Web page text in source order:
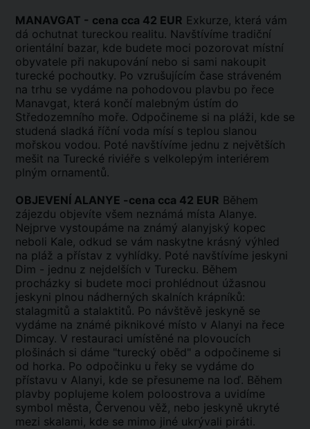
MANAVGAT - cena cca 42 EUR Exkurze, která vám
dá ochutnat tureckou realitu. Navštívíme tradiční
orientální bazar, kde budete moci pozorovat místní
obyvatele při nakupování nebo si sami nakoupit
turecké pochoutky. Po vzrušujícím čase stráveném
na trhu se vydáme na pohodovou plavbu po řece
Manavgat, která končí malebným ústím do
Středozemního moře. Odpočineme si na pláži, kde se
studená sladká říční voda mísí s teplou slanou
mořskou vodou. Poté navštívíme jednu z největších
mešit na Turecké riviéře s velkolepým interiérem
plným ornamentů.
OBJEVENÍ ALANYE -cena cca 42 EUR Během
zájezdu objevíte všem neznámá místa Alanye.
Nejprve vystoupáme na známý alanyjský kopec
neboli Kale, odkud se vám naskytne krásný výhled
na pláž a přístav z vyhlídky. Poté navštívíme jeskyni
Dim - jednu z nejdelších v Turecku. Během
procházky si budete moci prohlédnout úžasnou
jeskyni plnou nádherných skalních krápníků:
stalagmitů a stalaktitů. Po návštěvě jeskyně se
vydáme na známé piknikové místo v Alanyi na řece
Dimcay. V restauraci umístěné na plovoucích
plošinách si dáme "turecký oběd" a odpočineme si
od horka. Po odpočinku u řeky se vydáme do
přístavu v Alanyi, kde se přesuneme na loď. Během
plavby poplujeme kolem poloostrova a uvidíme
symbol města, Červenou věž, nebo jeskyně ukryté
mezi skalami, kde se mimo jiné ukrývali piráti.